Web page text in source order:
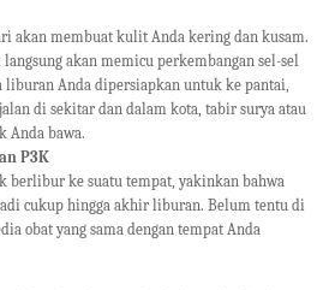
akan membuat kulit Anda kering dan kusam.
akan memicu perkembangan sel-sel
Anda dipersiapkan untuk ke pantai,
di sekitar dan dalam kota, tabir surya atau
Anda bawa.
P3K
berlibur ke suatu tempat, yakinkan bahwa
cukup hingga akhir liburan. Belum tentu di
obat yang sama dengan tempat Anda